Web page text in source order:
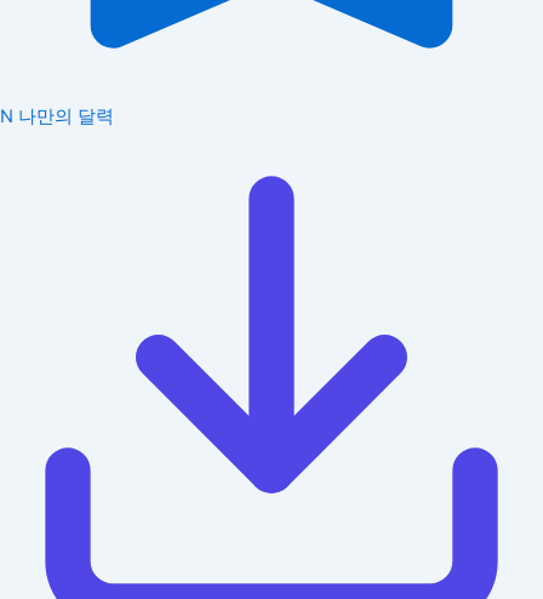
N 나만의 달력